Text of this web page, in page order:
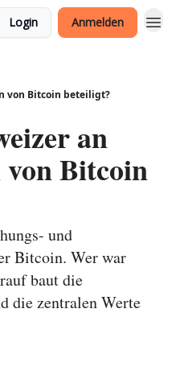
Login Anmelden
von Bitcoin beteiligt?
an
Bitcoin
und
Bitcoin. Wer war
baut die
die zentralen Werte